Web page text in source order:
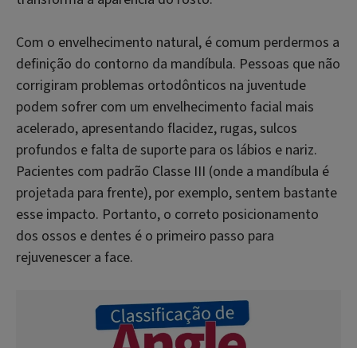
Com o envelhecimento natural, é comum perdermos a
definição do contorno da mandíbula. Pessoas que não
corrigiram problemas ortodônticos na juventude
podem sofrer com um envelhecimento facial mais
acelerado, apresentando flacidez, rugas, sulcos
profundos e falta de suporte para os lábios e nariz.
Pacientes com padrão Classe III (onde a mandíbula é
projetada para frente), por exemplo, sentem bastante
esse impacto. Portanto, o correto posicionamento
dos ossos e dentes é o primeiro passo para
rejuvenescer a face.